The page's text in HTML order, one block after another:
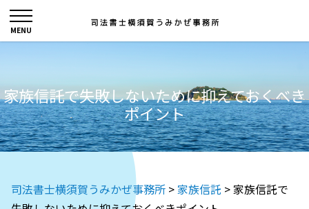
家族信託で失敗しないために抑えておくべき
ポイント
司法書士横須賀うみかぜ事務所 >家族信託 >家族信託で